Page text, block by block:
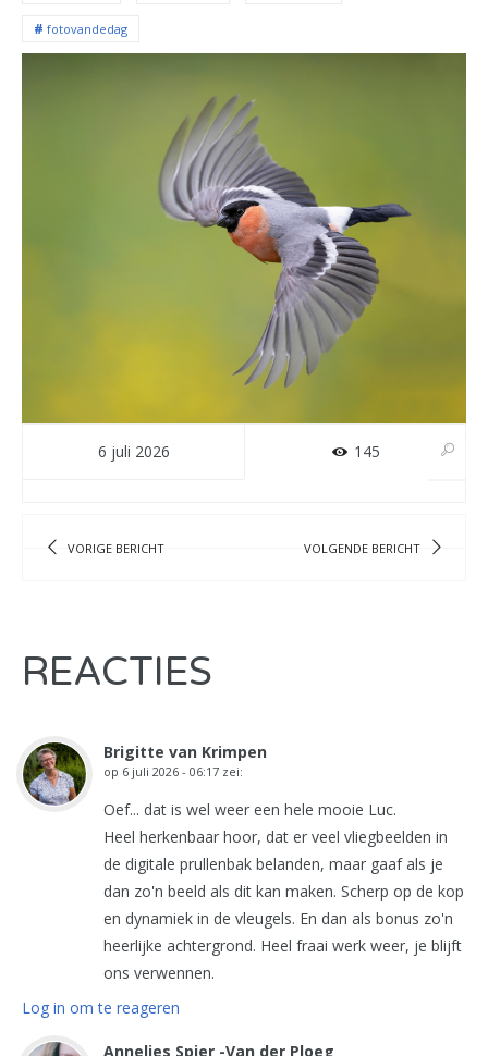
fotovandedag
6 juli 2026 145
VORIGE BERICHT VOLGENDE BERICHT
REACTIES
Brigitte van Krimpen
op 6 juli 2026 - 06:17 zei:
Oef... dat is wel weer een hele mooie Luc.
Heel herkenbaar hoor, dat er veel vliegbeelden in
de digitale prullenbak belanden, maar gaaf als je
dan zo'n beeld als dit kan maken. Scherp op de kop
en dynamiek in de vleugels. En dan als bonus zo'n
heerlijke achtergrond. Heel fraai werk weer, je blijft
ons verwennen.
Log in om te reageren
Annelies Spier -Van der Ploeg